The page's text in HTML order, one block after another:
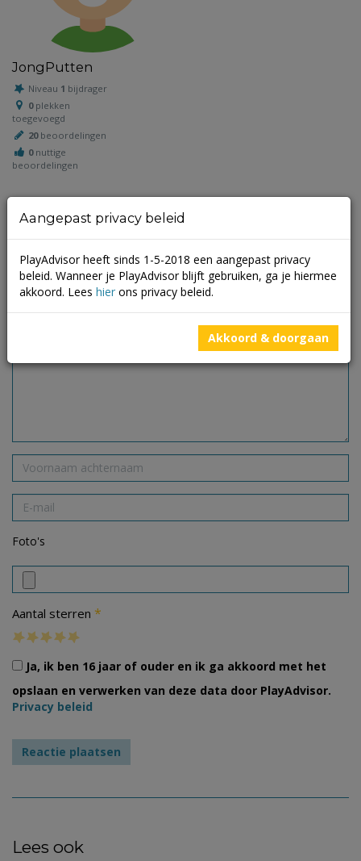
JongPutten
Niveau 1 bijdrager
0plekken
toegevoegd
20beoordelingen
0nuttige
beoordelingen
Je e-mailadres wordt niet gepubliceerd. Vereiste velden zijn
gemarkeerd met *
Foto's
Aantal sterren *
Ja, ik ben 16 jaar of ouder en ik ga akkoord met het
opslaan en verwerken van deze data door PlayAdvisor.
Privacy beleid
Lees ook
Aangepast privacy beleid
PlayAdvisor heeft sinds 1-5-2018 een aangepast privacy
beleid. Wanneer je PlayAdvisor blijft gebruiken, ga je hiermee
akkoord. Lees hier ons privacy beleid.
Akkoord & doorgaan